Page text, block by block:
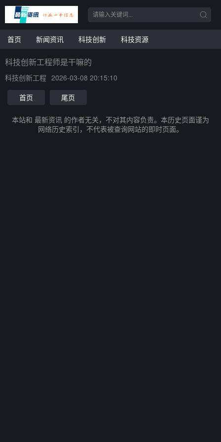
首页 新闻资讯 科技创新 科技资源
科技创新工程师是干嘛的
科技创新工程 2026-03-08 20:15:10
首页
尾页
本站和 最新资讯 的作者无关，不对其内容负责。本历史页面谨为
网络历史索引，不代表被查询网站的即时页面。